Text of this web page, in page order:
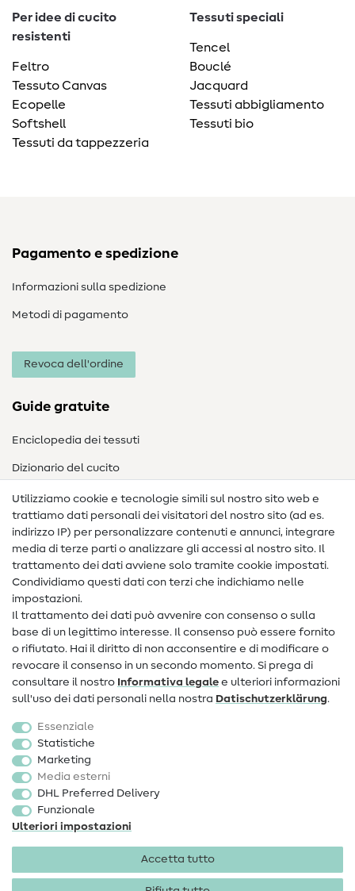
Per idee di cucito
resistenti
Feltro
Tessuto Canvas
Ecopelle
Softshell
Tessuti da tappezzeria
Tessuti speciali
Tencel
Bouclé
Jacquard
Tessuti abbigliamento
Tessuti bio
Pagamento e spedizione
Informazioni sulla spedizione
Metodi di pagamento
Revoca dell'ordine
Guide gratuite
Enciclopedia dei tessuti
Dizionario del cucito
Nähanleitungen
Assistenza e contatto
Contatto
Informazioni sul nuovo proprietario
FAQ
Diritto di recesso
Popolare
Accessori cucito
Sale
Utilizziamo cookie e tecnologie simili sul nostro sito web e
trattiamo dati personali dei visitatori del nostro sito (ad es.
indirizzo IP) per personalizzare contenuti e annunci, integrare
media di terze parti o analizzare gli accessi al nostro sito. Il
trattamento dei dati avviene solo tramite cookie impostati.
Condividiamo questi dati con terzi che indichiamo nelle
impostazioni.
Il trattamento dei dati può avvenire con consenso o sulla
base di un legittimo interesse. Il consenso può essere fornito
o rifiutato. Hai il diritto di non acconsentire e di modificare o
revocare il consenso in un secondo momento. Si prega di
consultare il nostro Informativa legale e ulteriori informazioni
sull'uso dei dati personali nella nostra Dati­schutz­erklärung.
Essenziale
Statistiche
Marketing
Media esterni
DHL Preferred Delivery
Funzionale
Ulteriori impostazioni
Accetta tutto
Informazioni legali Privacy
Condizioni generali